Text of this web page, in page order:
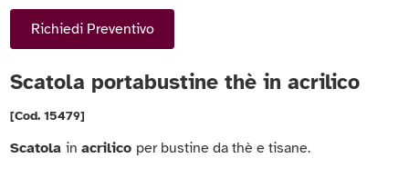
Richiedi Preventivo
Scatola portabustine thè in acrilico
[Cod. 15479]
Scatolainacrilico per bustine da thè e tisane.